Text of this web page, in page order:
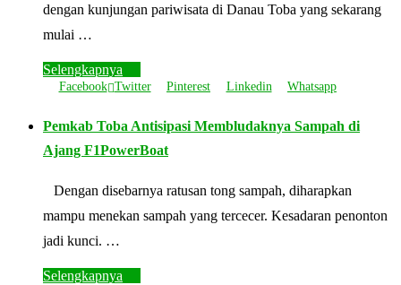
dengan kunjungan pariwisata di Danau Toba yang sekarang
mulai …
Selengkapnya
Facebook Twitter Pinterest Linkedin Whatsapp
Pemkab Toba Antisipasi Membludaknya Sampah di
Ajang F1PowerBoat
Dengan disebarnya ratusan tong sampah, diharapkan
mampu menekan sampah yang tercecer. Kesadaran penonton
jadi kunci. …
Selengkapnya